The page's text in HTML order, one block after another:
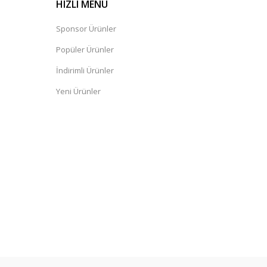
HIZLI MENÜ
Sponsor Ürünler
Popüler Ürünler
İndirimli Ürünler
Yeni Ürünler